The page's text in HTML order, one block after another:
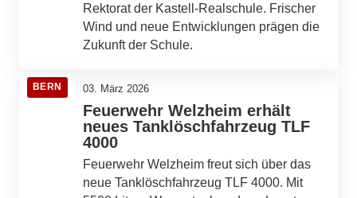
Rektorat der Kastell-Realschule. Frischer
Wind und neue Entwicklungen prägen die
Zukunft der Schule.
BERN 03. März 2026
Feuerwehr Welzheim erhält
neues Tanklöschfahrzeug TLF
4000
Feuerwehr Welzheim freut sich über das
neue Tanklöschfahrzeug TLF 4000. Mit